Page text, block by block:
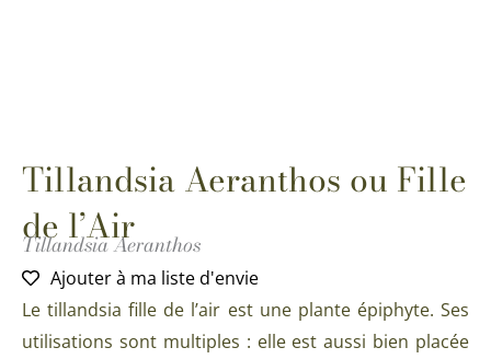
Tillandsia Aeranthos ou Fille
de l’Air
Tillandsia Aeranthos
Ajouter à ma liste d'envie
Le tillandsia fille de l’air est une plante épiphyte. Ses
utilisations sont multiples : elle est aussi bien placée